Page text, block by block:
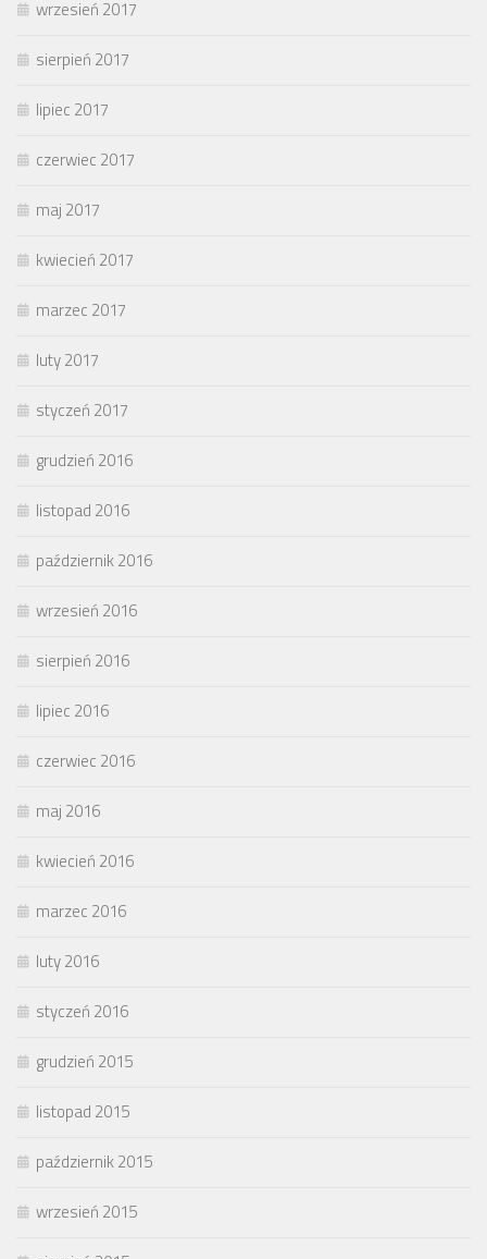
wrzesień 2017
sierpień 2017
lipiec 2017
czerwiec 2017
maj 2017
kwiecień 2017
marzec 2017
luty 2017
styczeń 2017
grudzień 2016
listopad 2016
październik 2016
wrzesień 2016
sierpień 2016
lipiec 2016
czerwiec 2016
maj 2016
kwiecień 2016
marzec 2016
luty 2016
styczeń 2016
grudzień 2015
listopad 2015
październik 2015
wrzesień 2015